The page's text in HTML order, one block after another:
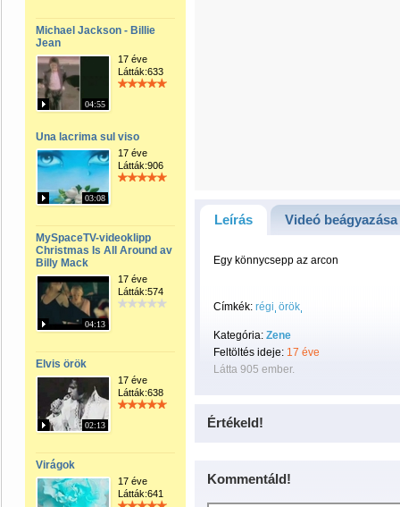
Michael Jackson - Billie
Jean
04:55
17 éve
Látták:633
Una lacrima sul viso
03:08
17 éve
Látták:906
MySpaceTV-videoklipp
Christmas Is All Around av
Billy Mack
04:13
17 éve
Látták:574
Elvis örök
02:13
17 éve
Látták:638
Virágok
17 éve
Látták:641
Leírás Videó beágyazása
Egy könnycsepp az arcon
Címkék: régi örök
Kategória: Zene
Feltöltés ideje: 17 éve
Látta 905 ember.
Értékeld!
Kommentáld!